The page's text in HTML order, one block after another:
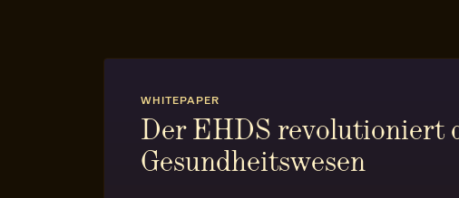
WHITEPAPER
Der EHDS revolutioniert
Gesundheitswesen